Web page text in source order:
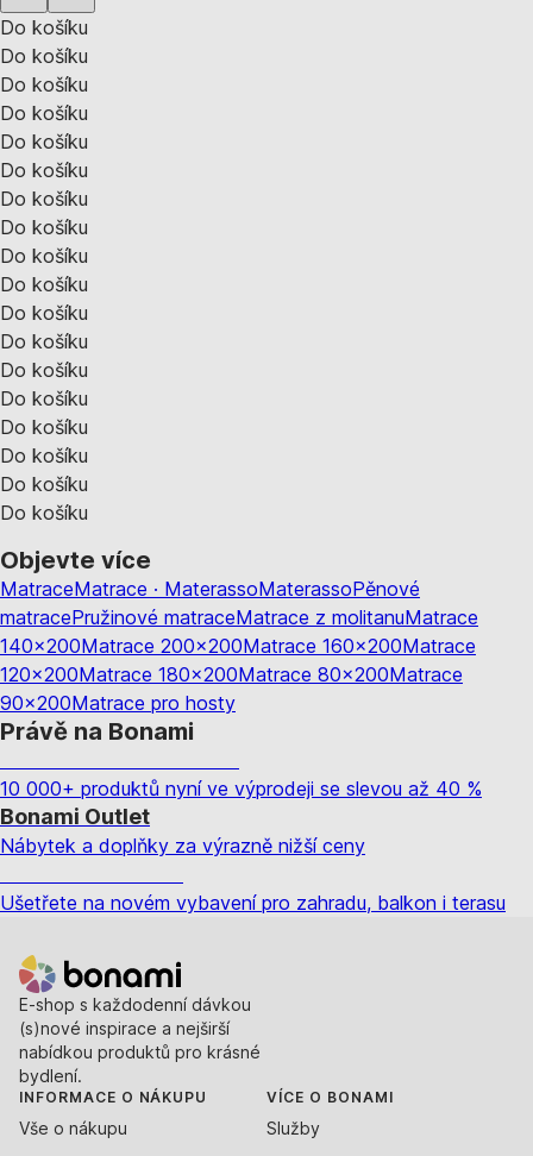
Do košíku
Do košíku
Do košíku
Do košíku
Do košíku
Do košíku
Do košíku
Do košíku
Do košíku
Do košíku
Do košíku
Do košíku
Do košíku
Do košíku
Do košíku
Do košíku
Do košíku
Do košíku
Objevte více
MatraceMatrace · MaterassoMaterassoPěnové
matracePružinové matraceMatrace z molitanuMatrace
140x200Matrace 200x200Matrace 160x200Matrace
120x200Matrace 180x200Matrace 80x200Matrace
90x200Matrace pro hosty
Právě na Bonami
10 000+ produktů nyní ve výprodeji se slevou až 40 %
Bonami Outlet
Nábytek a doplňky za výrazně nižší ceny
Ušetřete na novém vybavení pro zahradu, balkon i terasu
E-shop s každodenní dávkou
(s)nové inspirace a nejširší
nabídkou produktů pro krásné
bydlení.
INFORMACE O NÁKUPU
Vše o nákupu
VÍCE O BONAMI
Služby